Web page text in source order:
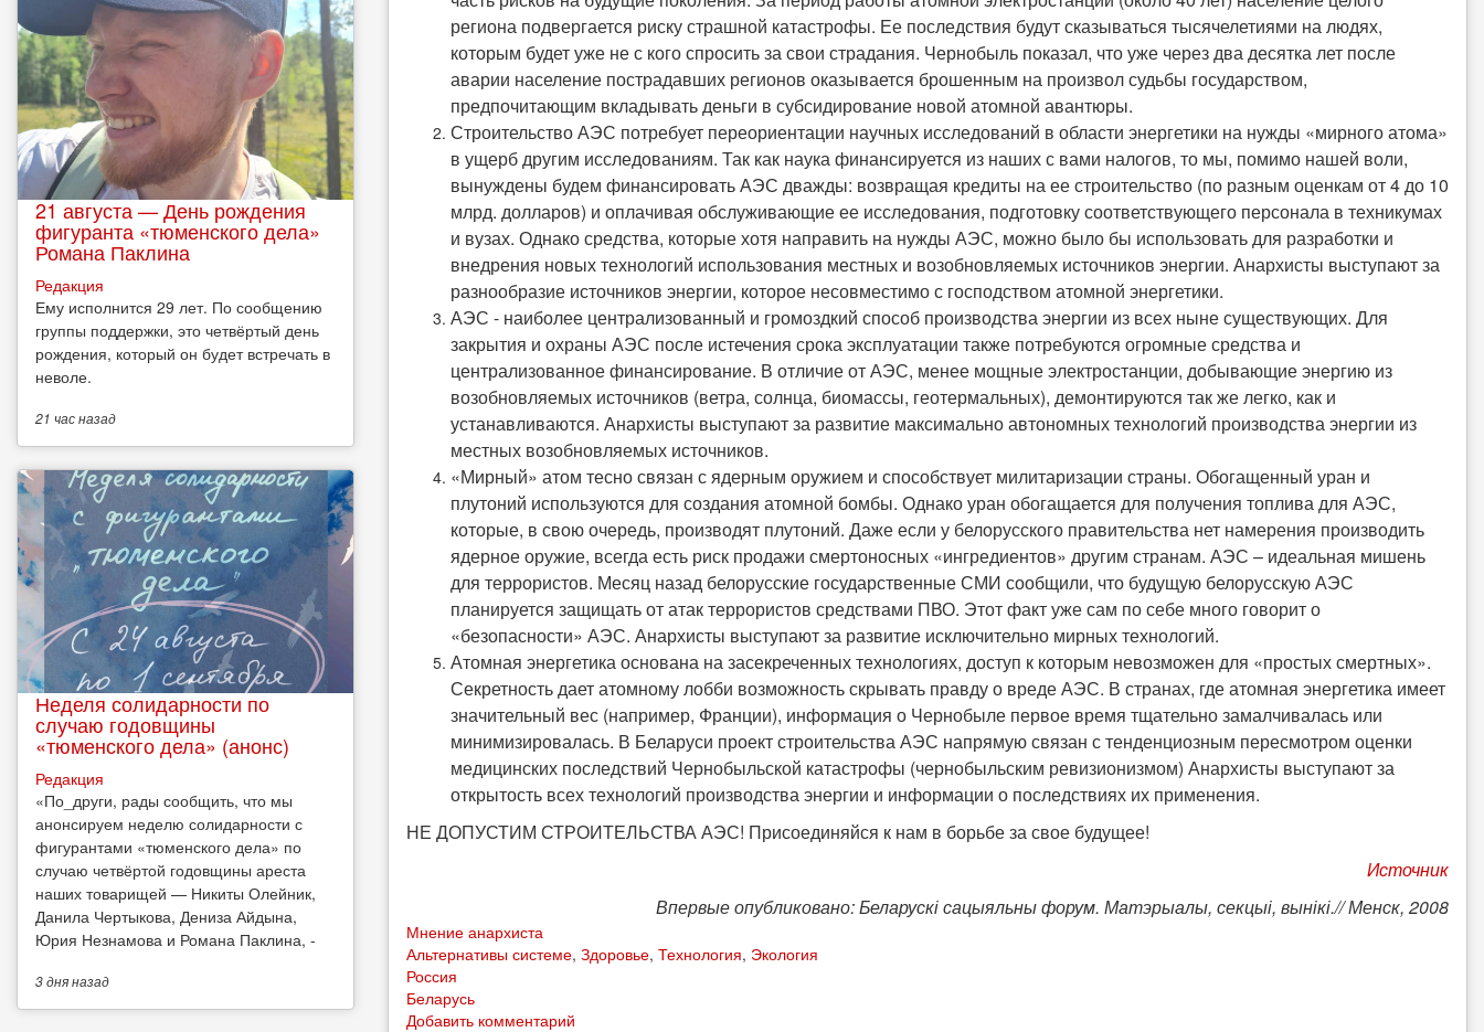
региона подвергается риску страшной катастрофы. Ее последствия будут сказываться тысячелетиями на людях,
которым будет уже не с кого спросить за свои страдания. Чернобыль показал, что уже через два десятка лет после
аварии население пострадавших регионов оказывается брошенным на произвол судьбы государством,
предпочитающим вкладывать деньги в субсидирование новой атомной авантюры.
Строительство АЭС потребует переориентации научных исследований в области энергетики на нужды «мирного атома»
в ущерб другим исследованиям. Так как наука финансируется из наших с вами налогов, то мы, помимо нашей воли,
вынуждены будем финансировать АЭС дважды: возвращая кредиты на ее строительство (по разным оценкам от 4 до 10
млрд. долларов) и оплачивая обслуживающие ее исследования, подготовку соответствующего персонала в техникумах
и вузах. Однако средства, которые хотя направить на нужды АЭС, можно было бы использовать для разработки и
внедрения новых технологий использования местных и возобновляемых источников энергии. Анархисты выступают за
разнообразие источников энергии, которое несовместимо с господством атомной энергетики.
АЭС - наиболее централизованный и громоздкий способ производства энергии из всех ныне существующих. Для
закрытия и охраны АЭС после истечения срока эксплуатации также потребуются огромные средства и
централизованное финансирование. В отличие от АЭС, менее мощные электростанции, добывающие энергию из
возобновляемых источников (ветра, солнца, биомассы, геотермальных), демонтируются так же легко, как и
устанавливаются. Анархисты выступают за развитие максимально автономных технологий производства энергии из
местных возобновляемых источников.
«Мирный» атом тесно связан с ядерным оружием и способствует милитаризации страны. Обогащенный уран и
плутоний используются для создания атомной бомбы. Однако уран обогащается для получения топлива для АЭС,
которые, в свою очередь, производят плутоний. Даже если у белорусского правительства нет намерения производить
ядерное оружие, всегда есть риск продажи смертоносных «ингредиентов» другим странам. АЭС – идеальная мишень
для террористов. Месяц назад белорусские государственные СМИ сообщили, что будущую белорусскую АЭС
планируется защищать от атак террористов средствами ПВО. Этот факт уже сам по себе много говорит о
«безопасности» АЭС. Анархисты выступают за развитие исключительно мирных технологий.
Атомная энергетика основана на засекреченных технологиях, доступ к которым невозможен для «простых смертных».
Секретность дает атомному лобби возможность скрывать правду о вреде АЭС. В странах, где атомная энергетика имеет
значительный вес (например, Франции), информация о Чернобыле первое время тщательно замалчивалась или
минимизировалась. В Беларуси проект строительства АЭС напрямую связан с тенденциозным пересмотром оценки
медицинских последствий Чернобыльской катастрофы (чернобыльским ревизионизмом) Анархисты выступают за
открытость всех технологий производства энергии и информации о последствиях их применения.
НЕ ДОПУСТИМ СТРОИТЕЛЬСТВА АЭС! Присоединяйся к нам в борьбе за свое будущее!
Источник
Впервые опубликовано: Беларускі сацыяльны форум. Матэрыалы, секцыі, вынікі.// Менск, 2008
Мнение анархиста
Альтернативы системе, Здоровье, Технология, Экология
Россия
Беларусь
Добавить комментарий
21 августа — День рождения
фигуранта «тюменского дела»
Романа Паклина
Редакция
Ему исполнится 29 лет. По сообщению
группы поддержки, это четвёртый день
рождения, который он будет встречать в
неволе.
21 часназад
Неделя солидарности по
случаю годовщины
«тюменского дела» (анонс)
Редакция
​«По_други, рады сообщить, что мы
анонсируем неделю солидарности с
фигурантами «тюменского дела» по
случаю четвёртой годовщины ареста
наших товарищей — Никиты Олейник,
Данила Чертыкова, Дениза Айдына,
Юрия Незнамова и Романа Паклина, -
3 дняназад